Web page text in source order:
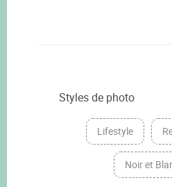
Styles de photo
Lifestyle
Noir et